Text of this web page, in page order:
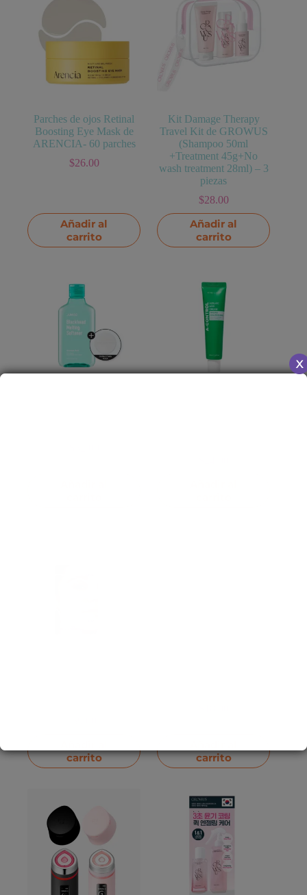
opciones
se
pueden
elegir
en
la
Parches de ojos Retinal
Boosting Eye Mask de
ARENCIA- 60 parches
$26.00
Añadir al
carrito
Kit Damage Therapy
Travel Kit de GROWUS
(Shampoo 50ml
+Treatment 45g+No
wash treatment 28ml) – 3
piezas
$28.00
Añadir al
carrito
carrito
carrito